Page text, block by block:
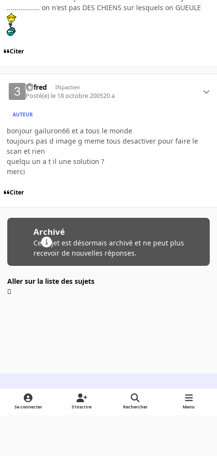
................. on n'est pas DES CHIENS sur lesquels on GUEULE
Citer
34fred INpactien
Posté(e) le 18 octobre 200520 a
AUTEUR
bonjour gailuron66 et a tous le monde
toujours pas d image g meme tous desactiver pour faire le
scan et rien
quelqu un a t il une solution ?
merci
Citer
Archivé
Ce sujet est désormais archivé et ne peut plus
recevoir de nouvelles réponses.
Aller sur la liste des sujets
Light ModeDark ModeSystem Preference
Se connecter S’inscrire Rechercher Menu